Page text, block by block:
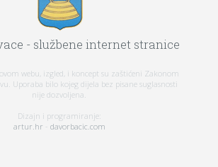
- službene internet stranice
webu, izgled, i koncept su zaštićeni Zakonom
Uporaba bilo kojeg dijela bez pisane suglasnosti
nije dozvoljena.
Dizajn i programiranje:
artur.hr - davorbacic.com